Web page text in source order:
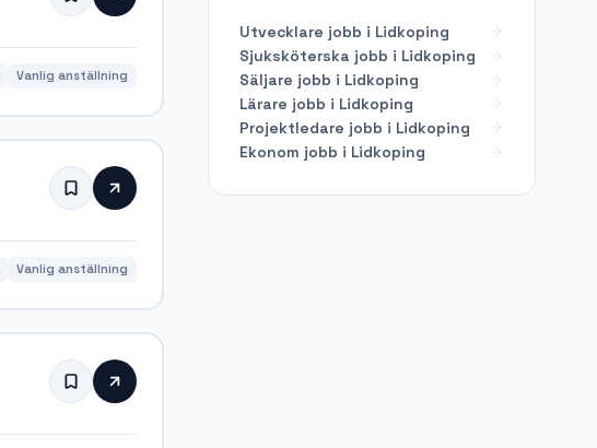
Vanlig anställning
Vanlig anställning
Utvecklare jobb i Lidkoping
Sjuksköterska jobb i Lidkoping
Säljare jobb i Lidkoping
Lärare jobb i Lidkoping
Projektledare jobb i Lidkoping
Ekonom jobb i Lidkoping